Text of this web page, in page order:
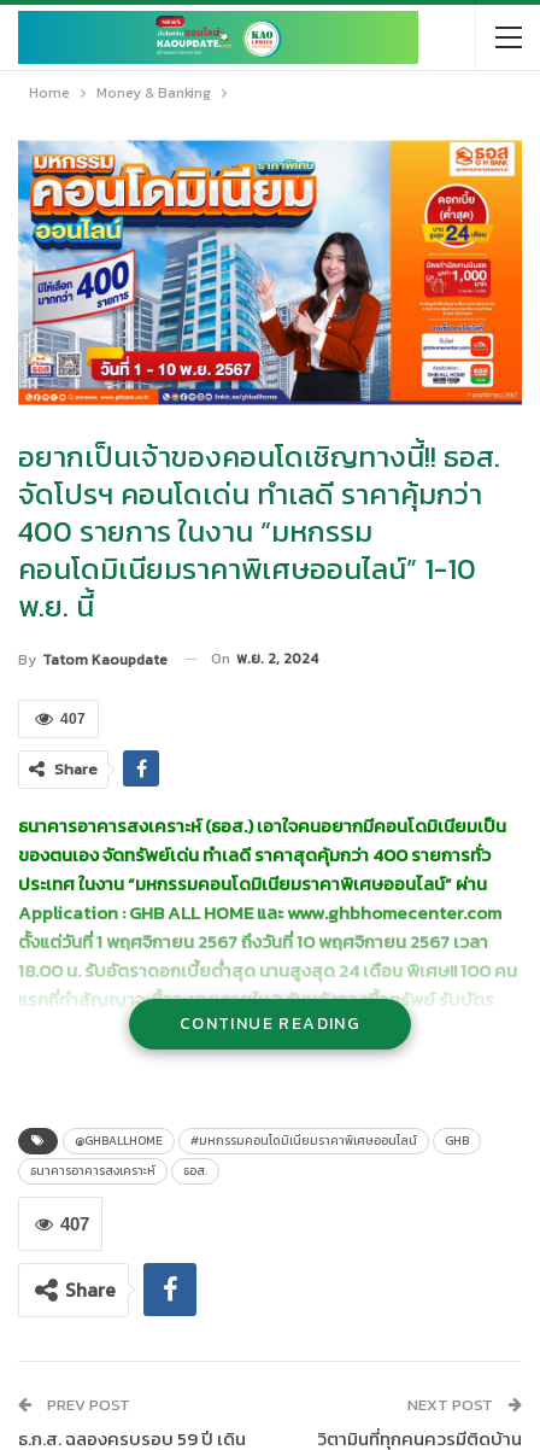
Home Money & Banking
อยากเป็นเจ้าของคอนโดเชิญทางนี้!! ธอส.
จัดโปรฯ คอนโดเด่น ทำเลดี ราคาคุ้มกว่า
400 รายการ ในงาน “มหกรรม
คอนโดมิเนียมราคาพิเศษออนไลน์” 1-10
พ.ย. นี้
By Tatom Kaoupdate On พ.ย. 2, 2024
407
Share
ธนาคารอาคารสงเคราะห์ (ธอส.) เอาใจคนอยากมีคอนโดมิเนียมเป็น
ของตนเอง จัดทรัพย์เด่นทำเลดี ราคาสุดคุ้มกว่า 400 รายการทั่ว
ประเทศ ในงาน “มหกรรมคอนโดมิเนียมราคาพิเศษออนไลน์”ผ่าน
Application : GHB ALL HOME และ www.ghbhomecenter.com
ตั้งแต่วันที่1 พฤศจิกายน 2567 ถึงวันที่ 10 พฤศจิกายน 2567 เวลา
18.00 น. รับอัตราดอกเบี้ยต่ำสุดนานสูงสุด 24 เดือน พิเศษ!! 100 คน
แรกที่ทำสัญญาจะซื้อจะขายภายใน 3 วันหลังจองซื้อทรัพย์ รับบัตร
แทนเงินสดมูลค่า 1,000 บาท
อาคารสงเคราะห์ (ธอส.)เปิดเผยว่า ธอส. ในฐานะสถาบันการเงินของ
รัฐ สังกัดกระทรวงการคลัง ที่มีพันธกิจ
สนับสนุนให้คนไทยได้มีที่อยู่อาศัยในระดับราคาที่คุ้มค่า และทำเลที่
เหมาะสมเป็นของตนเองได้ง่ายขึ้น โดยเฉพาะผู้ที่มองหาคอนโดมิเนียม
มือสองเป็นของตนเอง ด้วยการจัดงาน
พิเศษออนไลน์”ผ่าน Application : GHB ALL HOME และ
www.ghbhomecenter.com ตั้งแต่วันที่ 1 พฤศจิกายน 2567 ถึงวันที่
รายการ มาจำหน่ายในราคาพิเศษ โดยเป็นทรัพย์ในพื้นที่กรุงเทพฯ และ
ปริมณฑล จำนวน 373 รายการ และมีรายการที่น่าสนใจ อาทิ
CONTINUE READING
@GHBALLHOME #มหกรรมคอนโดมิเนียมราคาพิเศษออนไลน์
GHB
ธนาคารอาคารสงเคราะห์
ธอส.
407
Share
PREV POST
ธ.ก.ส. ฉลองครบรอบ 59 ปี เดิน
NEXT POST
วิตามินที่ทุกคนควรมีติดบ้าน